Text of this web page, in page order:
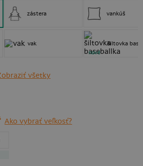
zástera
vak
vankúš
šiltovka
nové
všetky
Ako vybrať veľkosť?